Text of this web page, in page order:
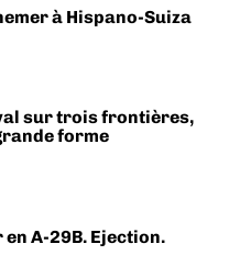
à Hispano-Suiza
sur trois frontières,
forme
en A-29B. Ejection.